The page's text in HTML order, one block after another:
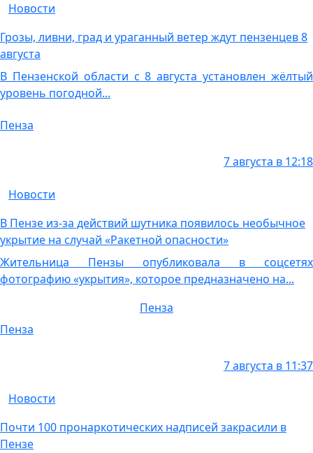
Новости
Грозы, ливни, град и ураганный ветер ждут пензенцев 8
августа
В Пензенской области с 8 августа установлен жёлтый
уровень погодной...
Пенза
7 августа в 12:18
Новости
В Пензе из-за действий шутника появилось необычное
укрытие на случай «Ракетной опасности»
Жительница Пензы опубликовала в соцсетях
фотографию «укрытия», которое предназначено на...
Пенза
Пенза
7 августа в 11:37
Новости
Почти 100 пронаркотических надписей закрасили в
Пензе